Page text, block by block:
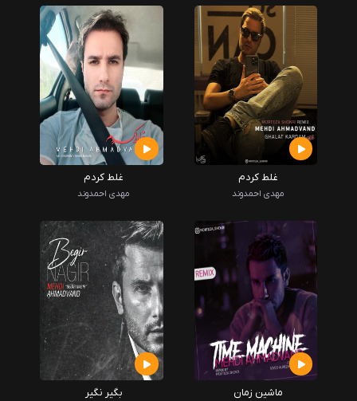
غلط کردم
مهدی احمدوند
غلط کردم
مهدی احمدوند
ماشین زمان بگیر نگیر